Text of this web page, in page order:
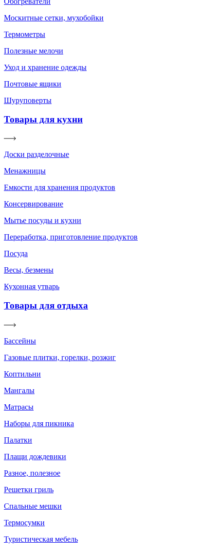
Москитные сетки, мухобойки
Термометры
Полезные мелочи
Уход и хранение одежды
Почтовые ящики
Шуруповерты
Товары для кухни
Доски разделочные
Менажницы
Емкости для хранения продуктов
Консервирование
Мытье посуды и кухни
Переработка, приготовление продуктов
Посуда
Весы, безмены
Кухонная утварь
Товары для отдыха
Бассейны
Газовые плитки, горелки, розжиг
Коптильни
Мангалы
Матрасы
Наборы для пикника
Палатки
Плащи дождевики
Разное, полезное
Решетки гриль
Спальные мешки
Термосумки
Туристическая мебель